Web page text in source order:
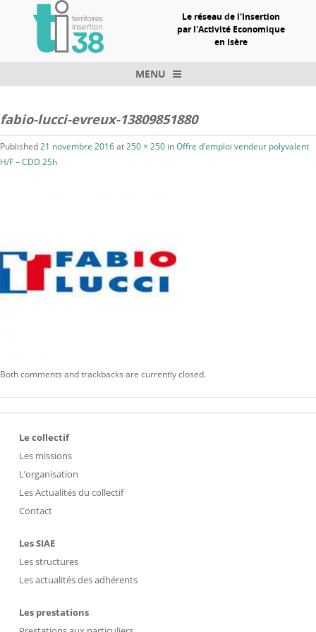
Le réseau de l'Insertion
par l'Activité Economique
en Isère
MENU
fabio-lucci-evreux-13809851880
Published21 novembre 2016at250 × 250 inOffre d’emploi vendeur polyvalent
H/F – CDD 25h
Both comments and trackbacks are currently closed.
Le collectif
Les missions
L’organisation
Les Actualités du collectif
Contact
Les SIAE
Les structures
Les actualités des adhérents
Les prestations